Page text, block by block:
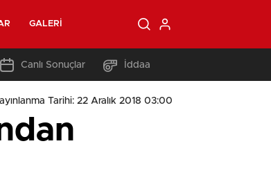
GALERI
Canlı Sonuçlar İddaa
Tarihi: 22 Aralık 2018 03:00